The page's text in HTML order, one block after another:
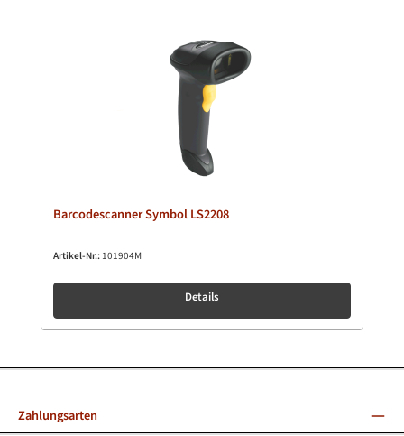
Barcodescanner Symbol LS2208
Artikel-Nr.: 101904M
Details
Zahlungsarten